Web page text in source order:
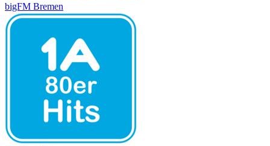
bigFM Bremen